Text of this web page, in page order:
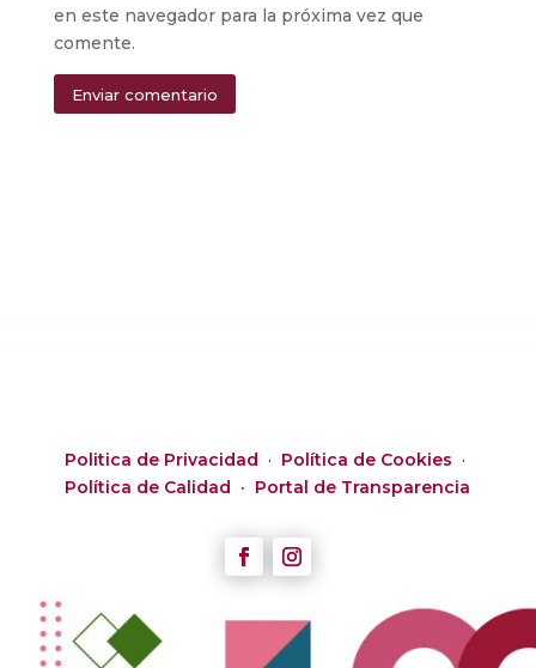
en este navegador para la próxima vez que
comente.
Enviar comentario
Politica de Privacidad · Política de Cookies ·
Política de Calidad · Portal de Transparencia